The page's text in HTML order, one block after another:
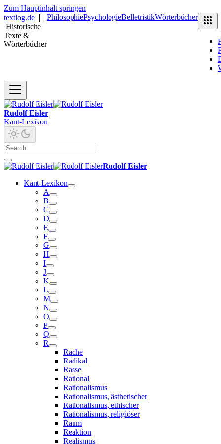
Zum Hauptinhalt springen
textlog.de
Historische
Texte &
Wörterbücher
PhilosophiePsychologieBelletristikWörterbücher
Rudolf Eisler
Kant-Lexikon
Rudolf Eisler
Kant-Lexikon
A
B
C
D
E
F
G
H
I
J
K
L
M
N
O
P
Q
R
Rache
Radikal
Rasse
Rational
Rationalismus
Rationalismus, ästhetischer
Rationalismus, ethischer
Rationalismus, religiöser
Raum
Reaktion
Realismus